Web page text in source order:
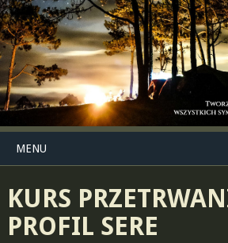
MENU
KURS
PROFIL SERE